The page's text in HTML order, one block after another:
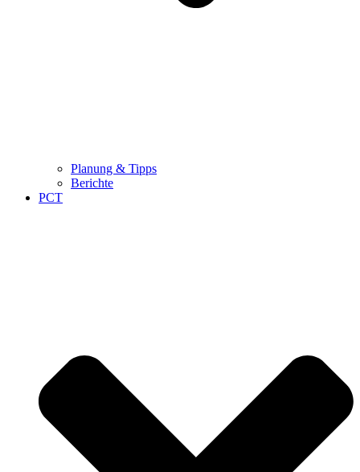
Planung & Tipps
Berichte
PCT